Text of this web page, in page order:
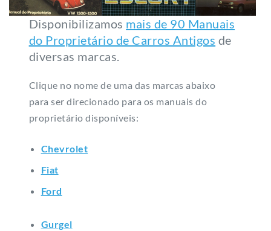
Disponibilizamos mais de 90 Manuais
do Proprietário de Carros Antigos de
diversas marcas.
Clique no nome de uma das marcas abaixo
para ser direcionado para os manuais do
proprietário disponíveis:
Chevrolet
Fiat
Ford
Gurgel